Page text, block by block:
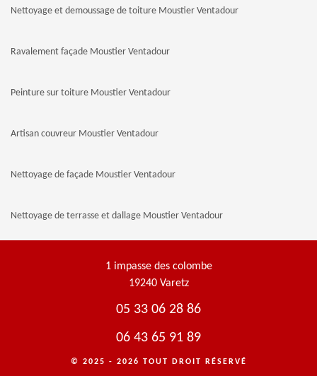
Nettoyage et demoussage de toiture Moustier Ventadour
Ravalement façade Moustier Ventadour
Peinture sur toiture Moustier Ventadour
Artisan couvreur Moustier Ventadour
Nettoyage de façade Moustier Ventadour
Nettoyage de terrasse et dallage Moustier Ventadour
1 impasse des colombe
19240 Varetz
05 33 06 28 86
06 43 65 91 89
© 2025 - 2026 TOUT DROIT RÉSERVÉ